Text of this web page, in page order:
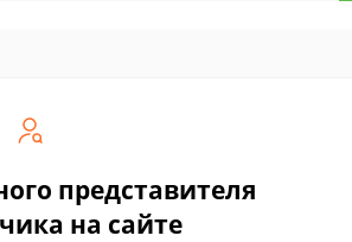
представителя
на сайте